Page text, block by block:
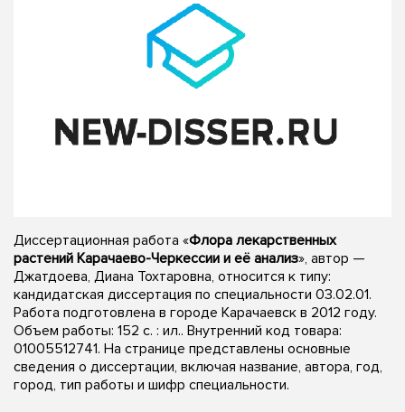
Диссертационная работа «Флора лекарственных
растений Карачаево-Черкессии и её анализ», автор —
Джатдоева, Диана Тохтаровна, относится к типу:
кандидатская диссертация по специальности 03.02.01.
Работа подготовлена в городе Карачаевск в 2012 году.
Объем работы: 152 с. : ил.. Внутренний код товара:
01005512741. На странице представлены основные
сведения о диссертации, включая название, автора, год,
город, тип работы и шифр специальности.